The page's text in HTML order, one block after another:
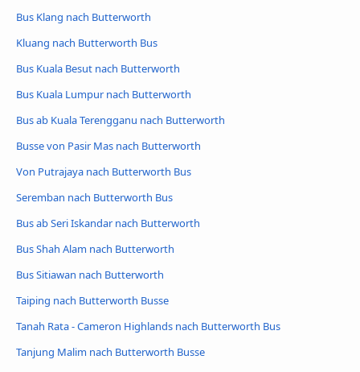
Bus Klang nach Butterworth
Kluang nach Butterworth Bus
Bus Kuala Besut nach Butterworth
Bus Kuala Lumpur nach Butterworth
Bus ab Kuala Terengganu nach Butterworth
Busse von Pasir Mas nach Butterworth
Von Putrajaya nach Butterworth Bus
Seremban nach Butterworth Bus
Bus ab Seri Iskandar nach Butterworth
Bus Shah Alam nach Butterworth
Bus Sitiawan nach Butterworth
Taiping nach Butterworth Busse
Tanah Rata - Cameron Highlands nach Butterworth Bus
Tanjung Malim nach Butterworth Busse